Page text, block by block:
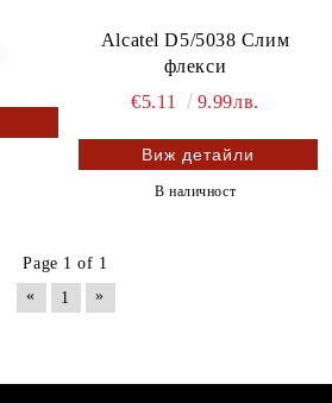
Alcatel D5/5038 Слим
флекси
€5.11
9.99лв.
Виж детайли
В наличност
Page 1 of 1
«
1 »